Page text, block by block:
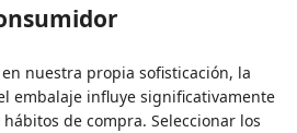
nuestra propia sofisticación, la
embalaje influye significativamente
de compra. Seleccionar los